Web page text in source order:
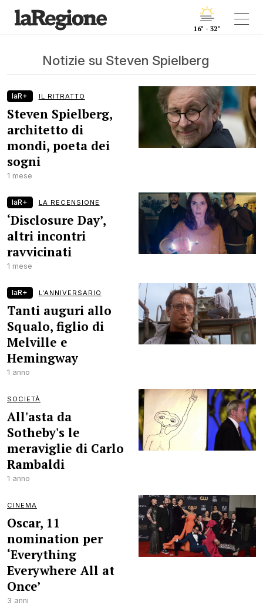
16° - 32°
Notizie su Steven Spielberg
laR+ IL RITRATTO
Steven Spielberg,
architetto di
mondi, poeta dei
sogni
1 mese
laR+ LA RECENSIONE
‘Disclosure Day’,
altri incontri
ravvicinati
1 mese
laR+ L'ANNIVERSARIO
Tanti auguri allo
Squalo, figlio di
Melville e
Hemingway
1 anno
SOCIETÀ
All'asta da
Sotheby's le
meraviglie di Carlo
Rambaldi
1 anno
CINEMA
Oscar, 11
nomination per
‘Everything
Everywhere All at
Once’
3 anni